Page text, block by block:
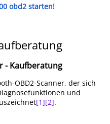
obd2 starten!
- Kaufberatung
OBD2-Scanner, der sich
und
[1][2].